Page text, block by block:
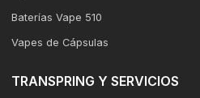
Baterías Vape 510
Vapes de Cápsulas
TRANSPRING Y SERVICIOS